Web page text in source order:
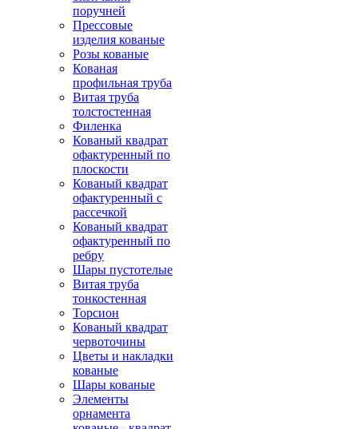
поручней
Прессовые
изделия кованые
Розы кованые
Кованая
профильная труба
Витая труба
толстостенная
Филенка
Кованый квадрат
офактуренный по
плоскости
Кованый квадрат
офактуренный с
рассечкой
Кованый квадрат
офактуренный по
ребру
Шары пустотелые
Витая труба
тонкостенная
Торсион
Кованый квадрат
червоточины
Цветы и накладки
кованые
Шары кованые
Элементы
орнамента